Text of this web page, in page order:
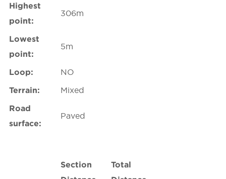
Highest
point:
306m
Lowest
point:
5m
Loop:
NO
Terrain:
Mixed
Road
surface:
Paved
Section
Total